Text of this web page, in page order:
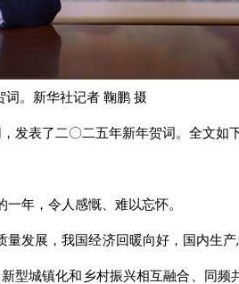
词。新华社记者 鞠鹏 摄
发表了二〇二五年新年贺词。全文如
年，令人感慨、难以忘怀。
发展，我国经济回暖向好，国内生
型城镇化和乡村振兴相互融合、同频